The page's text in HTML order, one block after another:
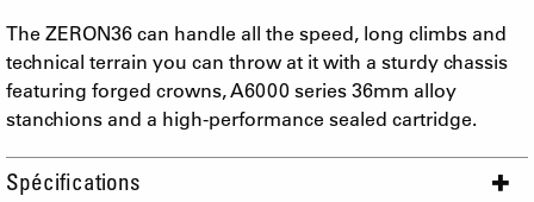
The ZERON36 can handle all the speed, long climbs and
technical terrain you can throw at it with a sturdy chassis
featuring forged crowns, A6000 series 36mm alloy
stanchions and a high-performance sealed cartridge.
Spécifications